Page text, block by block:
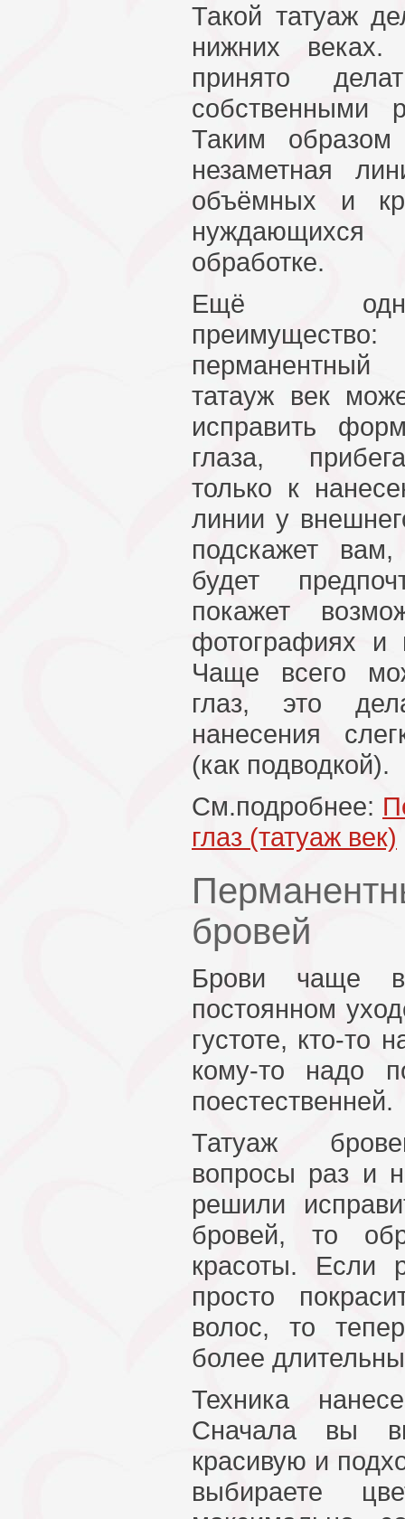
Такой татуаж
нижних
принято
собственными
Таким образом
незаметная
объёмных и
нуждающихся
обработке.
Ещё
преимущество:
перманентный
татауж век
исправить
глаза,
только к
линии у
подскажет
будет
покажет
фотографиях и
Чаще всего
глаз, это
нанесения
(как подводкой).
См.подробнее:
глаз (татуаж век)
бровей
Брови чаще
постоянном
густоте, кто-то
кому-то надо
поестественней.
Татуаж
вопросы раз и
решили
бровей, то
красоты. Если
просто
волос, то
более
Техника
Сначала вы
красивую и
выбираете